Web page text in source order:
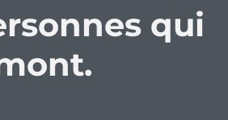
qui